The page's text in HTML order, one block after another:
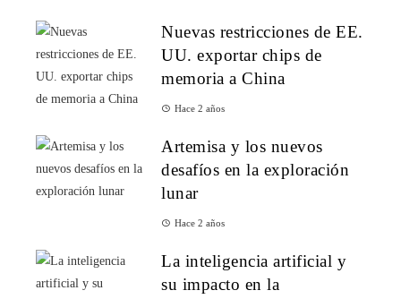
Nuevas restricciones de EE.
UU. exportar chips de
memoria a China
Hace 2 años
Artemisa y los nuevos
desafíos en la exploración
lunar
Hace 2 años
La inteligencia artificial y
su impacto en la